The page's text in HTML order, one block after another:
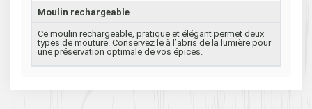
Moulin rechargeable
Ce moulin rechargeable, pratique et élégant permet deux
types de mouture. Conservez le à l’abris de la lumière pour
une préservation optimale de vos épices.